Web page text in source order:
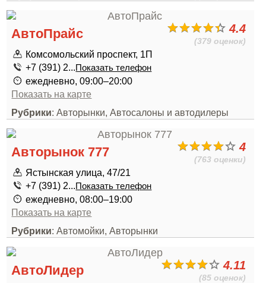
4.4
(379 оценок)
АвтоПрайс
Комсомольский проспект, 1П
+7 (391) 2...Показать телефон
ежедневно, 09:00–20:00
Показать на карте
Рубрики: Авторынки, Автосалоны и автодилеры
4
(763 оценки)
Авторынок 777
Ястынская улица, 47/21
+7 (391) 2...Показать телефон
ежедневно, 08:00–19:00
Показать на карте
Рубрики: Автомойки, Авторынки
4.11
(85 оценок)
АвтоЛидер